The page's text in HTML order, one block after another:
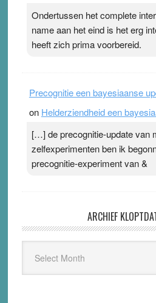
Ondertussen het complete
name aan het eind is het erg
heeft zich prima voorbereid.
Precognitie een bayesiaanse
on Helderziendheid een
[…] de precognitie-update van
zelfexperimenten ben ik
precognitie-experiment van &
ARCHIEF
Kloptdatwel.nl